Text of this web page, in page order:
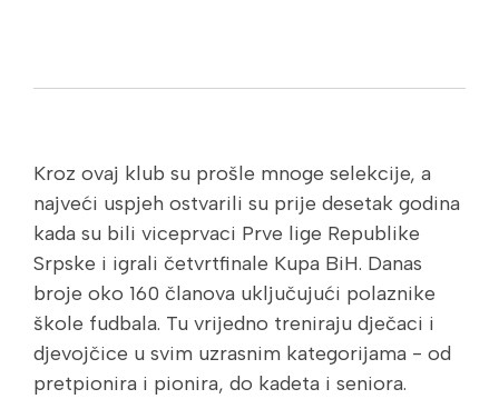
Kroz ovaj klub su prošle mnoge selekcije, a
najveći uspjeh ostvarili su prije desetak godina
kada su bili viceprvaci Prve lige Republike
Srpske i igrali četvrtfinale Kupa BiH. Danas
broje oko 160 članova uključujući polaznike
škole fudbala. Tu vrijedno treniraju dječaci i
djevojčice u svim uzrasnim kategorijama - od
pretpionira i pionira, do kadeta i seniora.